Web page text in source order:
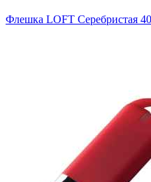
Флешка LOFT Серебристая